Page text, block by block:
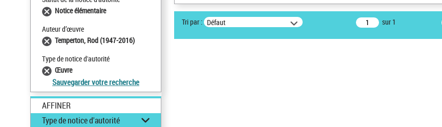
Notice élémentaire
Auteur d’œuvre
Temperton, Rod (1947-2016)
Type de notice d'autorité
Œuvre
Sauvegarder votre recherche
AFFINER
Type de notice d'autorité
Tri par : Défaut sur 1